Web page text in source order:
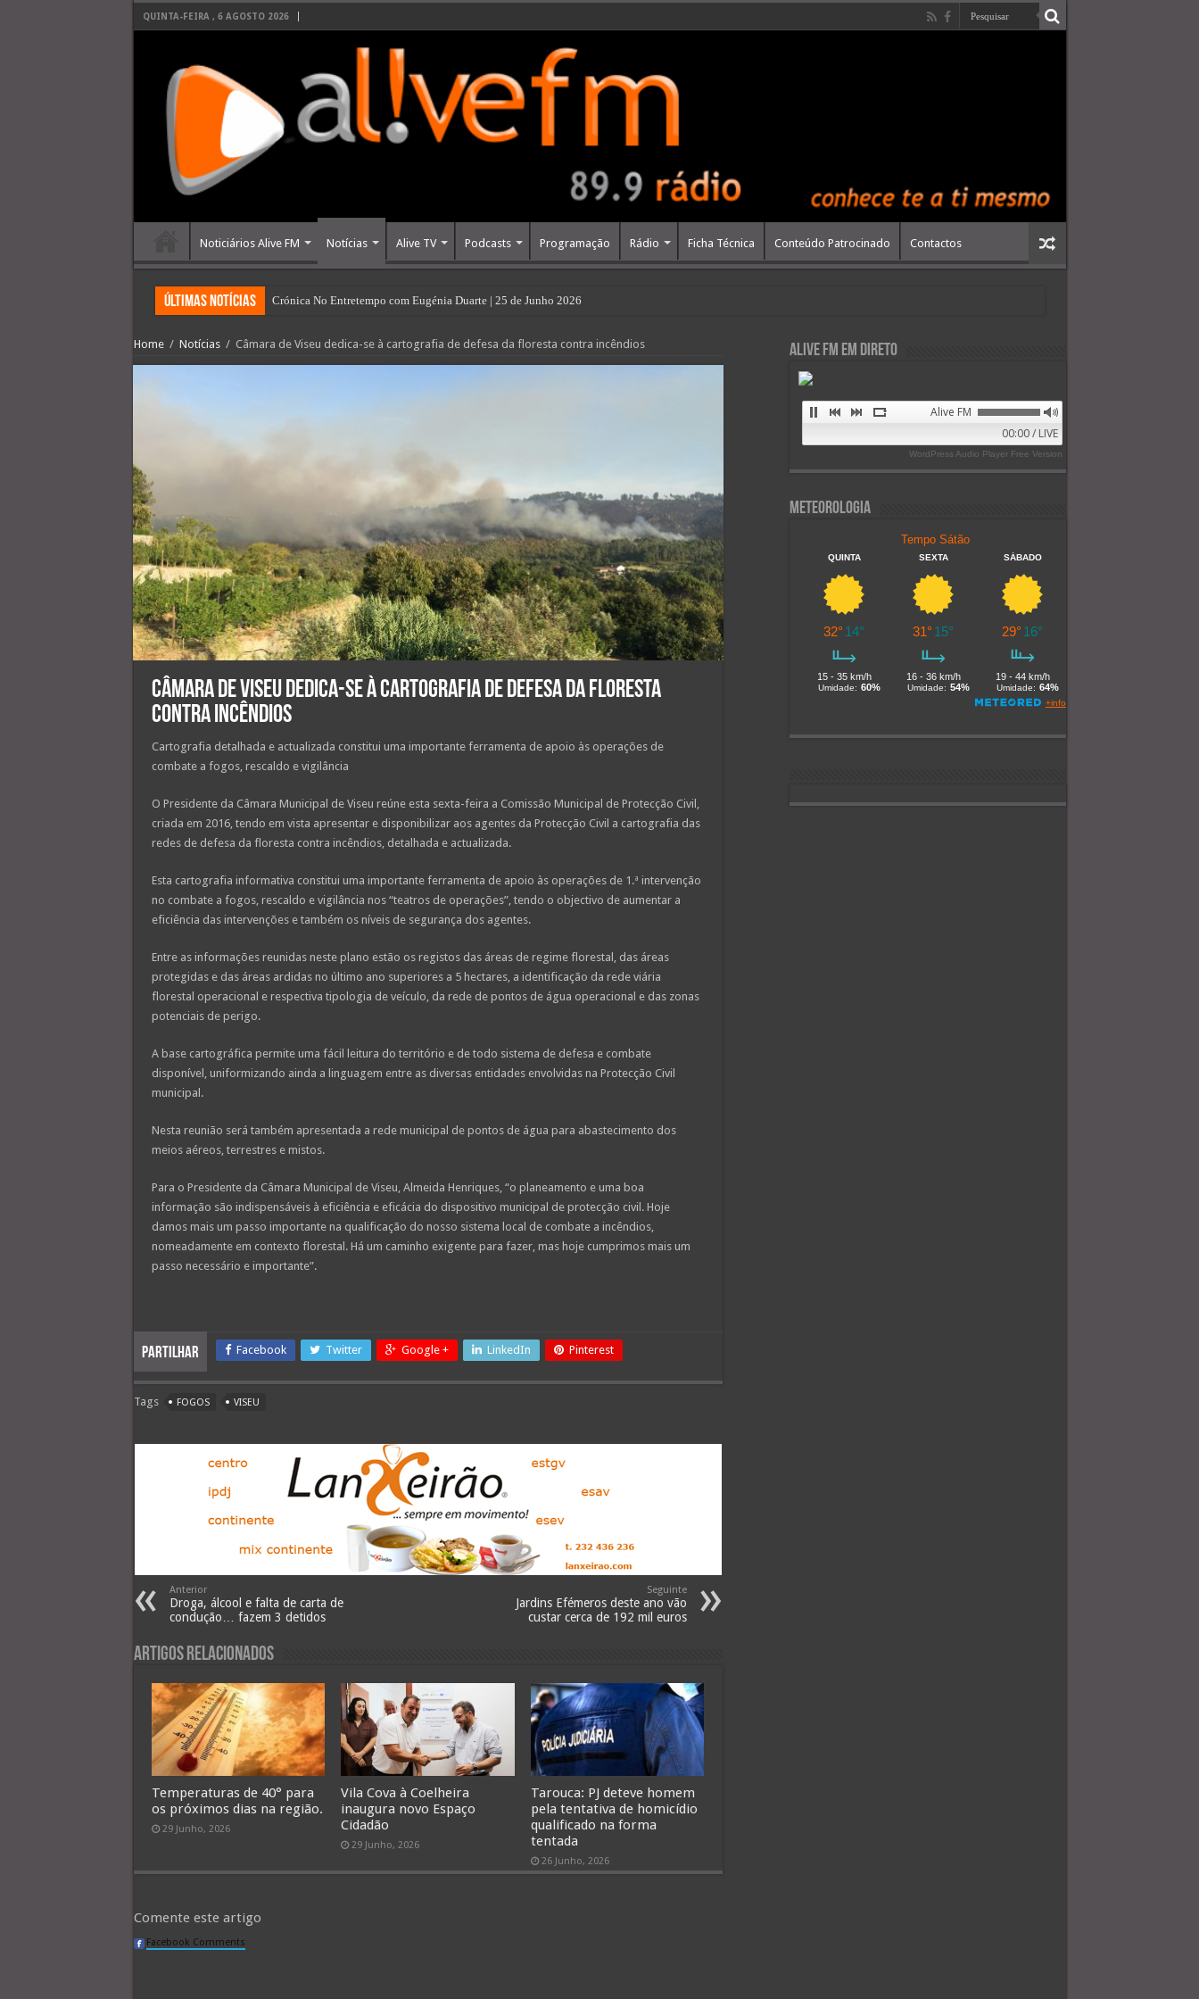
QUINTA-FEIRA , 6 AGOSTO 2026
Noticiários Alive FM Notícias Alive TV Podcasts Programação Rádio Ficha Técnica Conteúdo Patrocinado Contactos
últimas Notícias Crónica No Entretempo com Eugénia Duarte | 25 de Junho 2026
Home / Notícias / Câmara de Viseu dedica-se à cartografia de defesa da floresta contra incêndios
Câmara de Viseu dedica-se à cartografia de defesa da floresta
contra incêndios
Cartografia detalhada e actualizada constitui uma importante ferramenta de apoio às operações de
combate a fogos, rescaldo e vigilância
O Presidente da Câmara Municipal de Viseu reúne esta sexta-feira a Comissão Municipal de Protecção Civil,
criada em 2016, tendo em vista apresentar e disponibilizar aos agentes da Protecção Civil a cartografia das
redes de defesa da floresta contra incêndios, detalhada e actualizada.
Esta cartografia informativa constitui uma importante ferramenta de apoio às operações de 1.ª intervenção
no combate a fogos, rescaldo e vigilância nos “teatros de operações”, tendo o objectivo de aumentar a
eficiência das intervenções e também os níveis de segurança dos agentes.
Entre as informações reunidas neste plano estão os registos das áreas de regime florestal, das áreas
protegidas e das áreas ardidas no último ano superiores a 5 hectares, a identificação da rede viária
florestal operacional e respectiva tipologia de veículo, da rede de pontos de água operacional e das zonas
potenciais de perigo.
A base cartográfica permite uma fácil leitura do território e de todo sistema de defesa e combate
disponível, uniformizando ainda a linguagem entre as diversas entidades envolvidas na Protecção Civil
municipal.
Nesta reunião será também apresentada a rede municipal de pontos de água para abastecimento dos
meios aéreos, terrestres e mistos.
Para o Presidente da Câmara Municipal de Viseu, Almeida Henriques, “o planeamento e uma boa
informação são indispensáveis à eficiência e eficácia do dispositivo municipal de protecção civil. Hoje
damos mais um passo importante na qualificação do nosso sistema local de combate a incêndios,
nomeadamente em contexto florestal. Há um caminho exigente para fazer, mas hoje cumprimos mais um
passo necessário e importante”.
Partilhar Facebook Twitter Google + LinkedIn Pinterest
Tags FOGOS VISEU
Anterior
Droga, álcool e falta de carta de
condução… fazem 3 detidos
Seguinte
Jardins Efémeros deste ano vão
custar cerca de 192 mil euros
Artigos Relacionados
Temperaturas de 40° para
os próximos dias na região.
29 Junho, 2026
Vila Cova à Coelheira
inaugura novo Espaço
Cidadão
29 Junho, 2026
Tarouca: PJ deteve homem
pela tentativa de homicídio
qualificado na forma
tentada
26 Junho, 2026
Comente este artigo
Facebook Comments
Alive FM em Direto
Alive FM 89.9
00:00 / LIVE
WordPress Audio Player Free Version
Meteorologia